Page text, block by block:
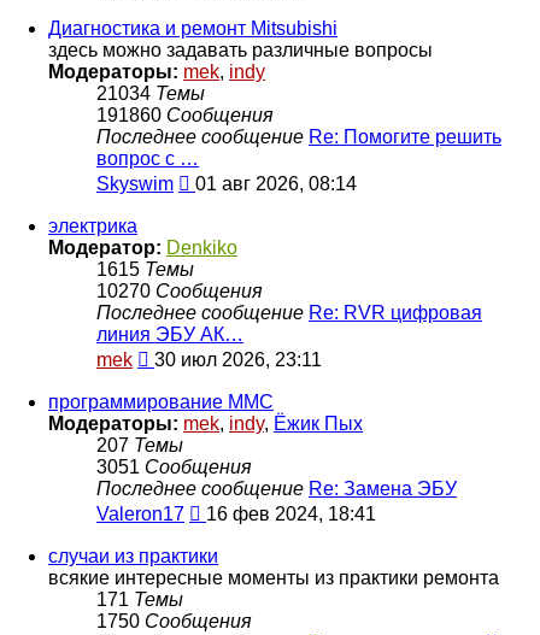
Диагностика и ремонт Mitsubishi
здесь можно задавать различные вопросы
Модераторы: mek, indy
21034 Темы
191860 Сообщения
Последнее сообщение Re: Помогите решить
вопрос с …
Skyswim
Перейти
сообщению
01 авг 2026, 08:14
электрика
Модератор: Denkiko
1615 Темы
10270 Сообщения
Последнее сообщение Re: RVR цифровая
линия ЭБУ АК…
mek
Перейти
последнему
сообщению
30 июл 2026, 23:11
программирование MMC
Модераторы: mek, indy, Ёжик Пых
207 Темы
3051 Сообщения
Последнее сообщение Re: Замена ЭБУ
Valeron17
Перейти
последнему
сообщению
16 фев 2024, 18:41
случаи из практики
всякие интересные моменты из практики ремонта
171 Темы
1750 Сообщения